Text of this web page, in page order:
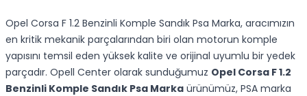
Opel Corsa F 1.2 Benzinli Komple Sandık Psa Marka, aracımızın
en kritik mekanik parçalarından biri olan motorun komple
yapısını temsil eden yüksek kalite ve orijinal uyumlu bir yedek
parçadır. Opell Center olarak sunduğumuz Opel Corsa F 1.2
Benzinli Komple Sandık Psa Marka ürünümüz, PSA marka